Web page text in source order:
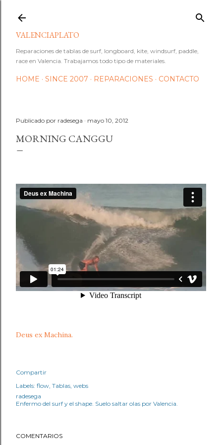
VALENCIAPLATO
Reparaciones de tablas de surf, longboard, kite, windsurf, paddle,
race en Valencia. Trabajamos todo tipo de materiales.
HOME SINCE 2007 REPARACIONES CONTACTO
Publicado por radesega mayo 10, 2012
MORNING CANGGU
Deus ex Machina.
Compartir
Labels: flow Tablas webs
radesega
Enfermo del surf y el shape. Suelo saltar olas por Valencia.
COMENTARIOS